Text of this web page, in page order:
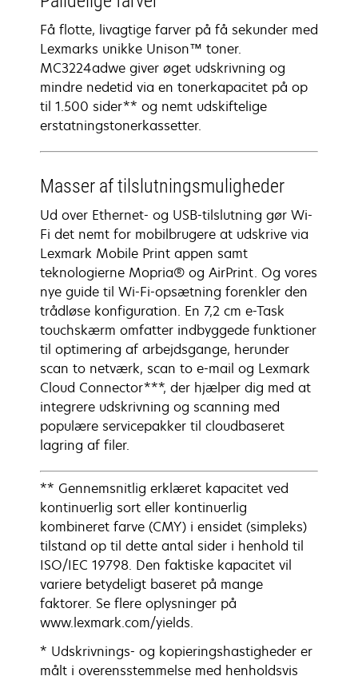
Få flotte, livagtige farver på få sekunder med
Lexmarks unikke Unison™ toner.
MC3224adwe giver øget udskrivning og
mindre nedetid via en tonerkapacitet på op
til 1.500 sider** og nemt udskiftelige
erstatningstonerkassetter.
Masser af tilslutningsmuligheder
Ud over Ethernet- og USB-tilslutning gør Wi-
Fi det nemt for mobilbrugere at udskrive via
Lexmark Mobile Print appen samt
teknologierne Mopria® og AirPrint. Og vores
nye guide til Wi-Fi-opsætning forenkler den
trådløse konfiguration. En 7,2 cm e-Task
touchskærm omfatter indbyggede funktioner
til optimering af arbejdsgange, herunder
scan to netværk, scan to e-mail og Lexmark
Cloud Connector***, der hjælper dig med at
integrere udskrivning og scanning med
populære servicepakker til cloudbaseret
lagring af filer.
** Gennemsnitlig erklæret kapacitet ved
kontinuerlig sort eller kontinuerlig
kombineret farve (CMY) i ensidet (simpleks)
tilstand op til dette antal sider i henhold til
ISO/IEC 19798. Den faktiske kapacitet vil
variere betydeligt baseret på mange
faktorer. Se flere oplysninger på
www.lexmark.com/yields.
* Udskrivnings- og kopieringshastigheder er
målt i overensstemmelse med henholdsvis